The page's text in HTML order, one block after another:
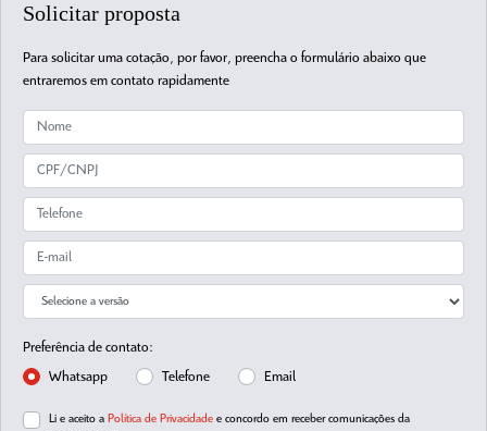
Solicitar proposta
Para solicitar uma cotação, por favor, preencha o formulário abaixo que
entraremos em contato rapidamente
Preferência de contato:
Whatsapp
Telefone Email
Li e aceito a Política de Privacidade e concordo em receber comunicações da